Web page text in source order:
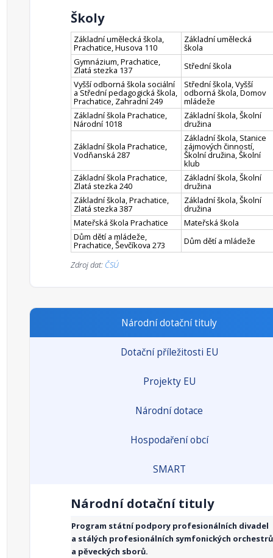
Školy
Základní umělecká škola,
Prachatice, Husova 110
Základní umělecká
škola
Gymnázium, Prachatice,
Zlatá stezka 137
Střední škola
Vyšší odborná škola sociální
a Střední pedagogická škola,
Prachatice, Zahradní 249
Střední škola, Vyšší
odborná škola, Domov
mládeže
Základní škola Prachatice,
Národní 1018
Základní škola, Školní
družina
Základní škola Prachatice,
Vodňanská 287
Základní škola, Stanice
zájmových činností,
Školní družina, Školní
klub
Základní škola Prachatice,
Zlatá stezka 240
Základní škola, Školní
družina
Základní škola, Prachatice,
Zlatá stezka 387
Základní škola, Školní
družina
Mateřská škola Prachatice
Mateřská škola
Dům dětí a mládeže,
Prachatice, Ševčíkova 273 Dům dětí a mládeže
Zdroj dat: ČSÚ
Národní dotační tituly
Dotační příležitosti EU
Projekty EU
Národní dotace
Hospodaření obcí
SMART
Národní dotační tituly
Program státní podpory profesionálních divadel
a stálých profesionálních symfonických orchestrů
a pěveckých sborů.